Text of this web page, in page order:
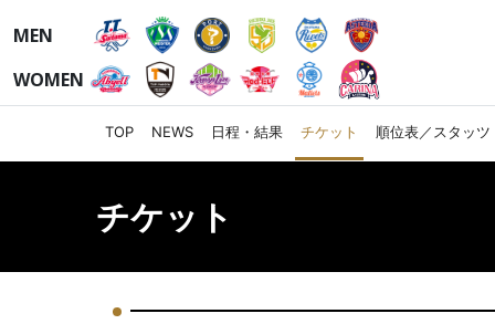
MEN
WOMEN
TOP NEWS 日程・結果 チケット 順位表／スタッツ
チケット